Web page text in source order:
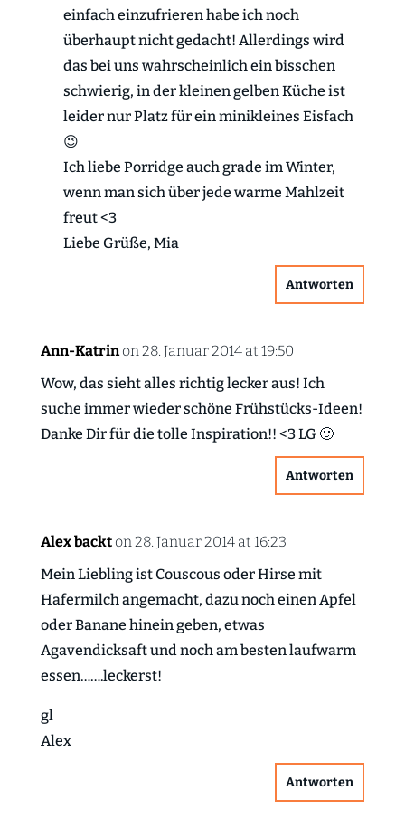
einfach einzufrieren habe ich noch
überhaupt nicht gedacht! Allerdings wird
das bei uns wahrscheinlich ein bisschen
schwierig, in der kleinen gelben Küche ist
leider nur Platz für ein minikleines Eisfach
😉
Ich liebe Porridge auch grade im Winter,
wenn man sich über jede warme Mahlzeit
freut <3
Liebe Grüße, Mia
Antworten
Ann-Katrin on 28. Januar 2014 at 19:50
Wow, das sieht alles richtig lecker aus! Ich
suche immer wieder schöne Frühstücks-Ideen!
Danke Dir für die tolle Inspiration!! <3 LG 🙂
Antworten
Alex backt on 28. Januar 2014 at 16:23
Mein Liebling ist Couscous oder Hirse mit
Hafermilch angemacht, dazu noch einen Apfel
oder Banane hinein geben, etwas
Agavendicksaft und noch am besten laufwarm
essen…….leckerst!
gl
Alex
Antworten